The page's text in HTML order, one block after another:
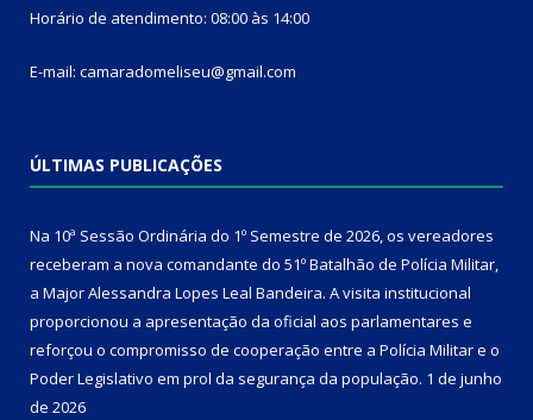
Horário de atendimento: 08:00 às 14:00
E-mail: camaradomeliseu@gmail.com
ÚLTIMAS PUBLICAÇÕES
Na 10ª Sessão Ordinária do 1º Semestre de 2026, os vereadores
receberam a nova comandante do 51º Batalhão de Polícia Militar,
a Major Alessandra Lopes Leal Bandeira. A visita institucional
proporcionou a apresentação da oficial aos parlamentares e
reforçou o compromisso de cooperação entre a Polícia Militar e o
Poder Legislativo em prol da segurança da população. 1 de junho
de 2026